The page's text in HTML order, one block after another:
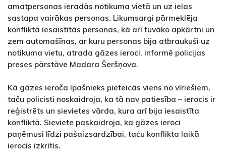
amatpersonas ieradās notikuma vietā un uz ielas
sastapa vairākas personas. Likumsargi pārmeklēja
konfliktā iesaistītās personas, kā arī tuvāko apkārtni un
zem automašīnas, ar kuru personas bija atbraukuši uz
notikuma vietu, atrada gāzes ieroci, informē policijas
preses pārstāve Madara Šeršņova.
Kā gāzes ieroča īpašnieks pieteicās viens no vīriešiem,
taču policisti noskaidroja, ka tā nav patiesība – ierocis ir
reģistrēts un sievietes vārda, kura arī bija iesaistīta
konfliktā. Sieviete paskaidroja, ka gāzes ieroci
paņēmusi līdzi pašaizsardzībai, taču konflikta laikā
ierocis izkritis.